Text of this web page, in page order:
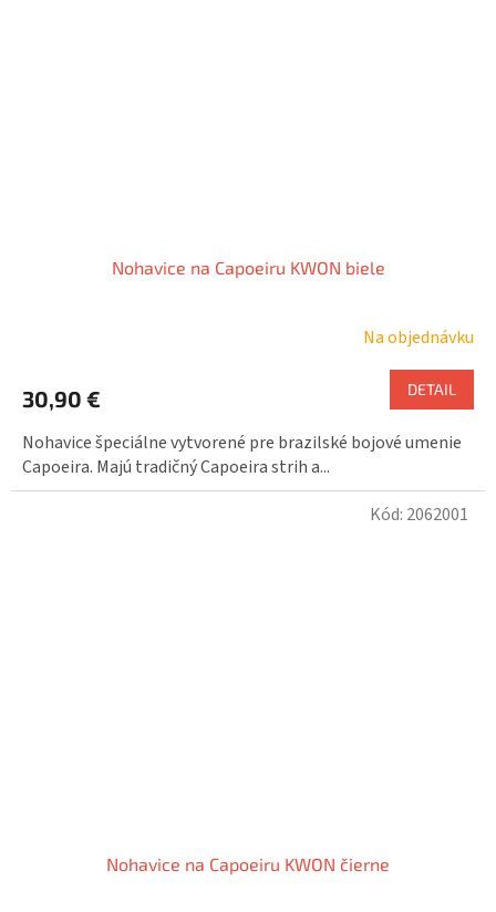
Nohavice na Capoeiru KWON biele
Na objednávku
30,90 € DETAIL
Nohavice špeciálne vytvorené pre brazilské bojové umenie
Capoeira. Majú tradičný Capoeira strih a...
Nohavice na Capoeiru KWON čierne
Kód: 2062001